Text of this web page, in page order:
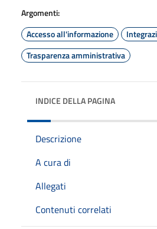
Argomenti:
Accesso all'informazione
Trasparenza amministrativa
INDICE DELLA PAGINA
Descrizione
A cura di
Allegati
Contenuti correlati